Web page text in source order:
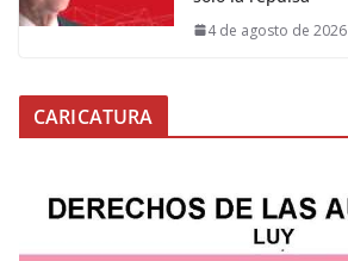
4 de agosto de 2026
CARICATURA